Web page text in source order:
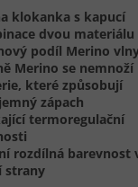
klokanka s kapucí
dvou materiálu
podíl Merino
Merino se nemnoží
které způsobují
zápach
termoregulační
rozdílná barevnost
strany